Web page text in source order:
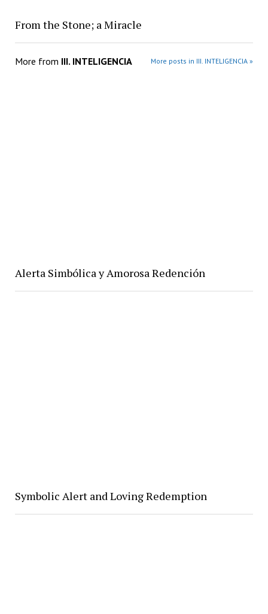
From the Stone; a Miracle
More from III. INTELIGENCIA More posts in III. INTELIGENCIA »
Alerta Simbólica y Amorosa Redención
Symbolic Alert and Loving Redemption